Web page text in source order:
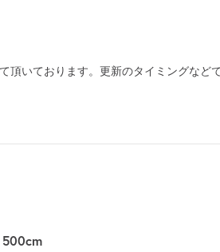
頂いております。更新のタイミングなど
500cm